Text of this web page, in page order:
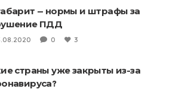
— нормы и штрафы за
ПДД
0 3
страны уже закрыты из-за